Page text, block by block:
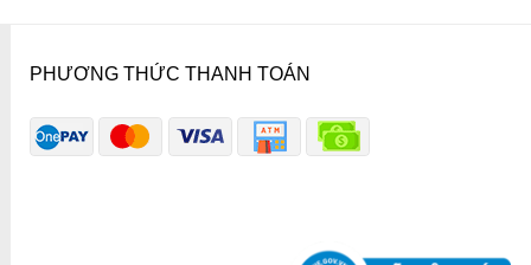
PHƯƠNG THỨC THANH TOÁN